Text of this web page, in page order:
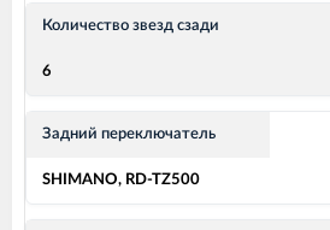
Количество звезд сзади
6
Задний переключатель
SHIMANO, RD-TZ500